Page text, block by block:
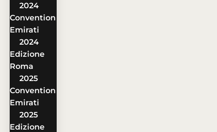
2024
Convention
Emirati
2024
Edizione
Roma
2025
Convention
Emirati
2025
Edizione